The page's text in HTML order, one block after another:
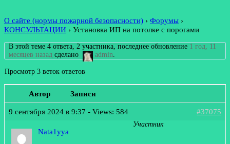
О сайте (нормы пожарной безопасности) › Форумы ›
КОНСУЛЬТАЦИИ › Установка ИП на потолке с порогами
В этой теме 4 ответа, 2 участника, последнее обновление 1 год, 11
месяцев назад сделано admin
Просмотр 3 веток ответов
Автор Записи
9 сентября 2024 в 9:37 - Views: 584 #37075
Nata1yya
Участник